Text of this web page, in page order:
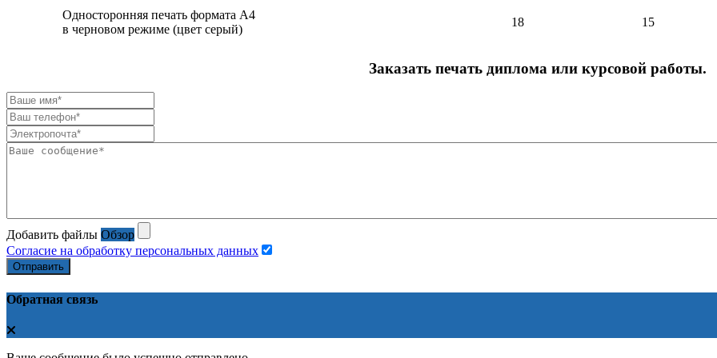
Односторонняя печать формата А4
в черновом режиме (цвет серый)
18 15
Заказать печать диплома или курсовой работы.
Добавить файлы Обзор
Согласие на обработку персональных данных
Отправить
Обратная связь